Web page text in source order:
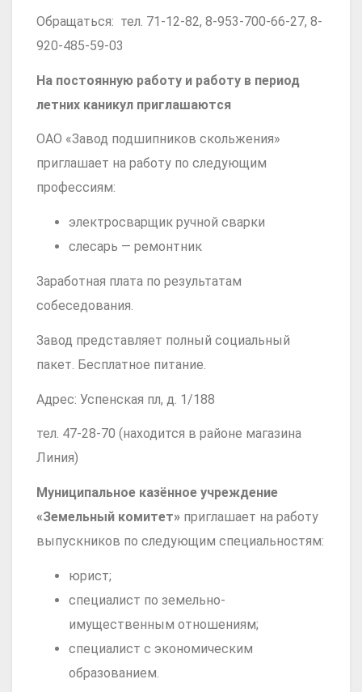
Обращаться: тел. 71-12-82, 8-953-700-66-27, 8-
920-485-59-03
На постоянную работу и работу в период
летних каникул приглашаются
ОАО «Завод подшипников скольжения»
приглашает на работу по следующим
профессиям:
электросварщик ручной сварки
слесарь — ремонтник
Заработная плата по результатам
собеседования.
Завод представляет полный социальный
пакет. Бесплатное питание.
Адрес: Успенская пл, д. 1/188
тел. 47-28-70 (находится в районе магазина
Линия)
Муниципальное казённое учреждение
«Земельный комитет» приглашает на работу
выпускников по следующим специальностям:
юрист;
специалист по земельно-
имущественным отношениям;
специалист с экономическим
образованием.